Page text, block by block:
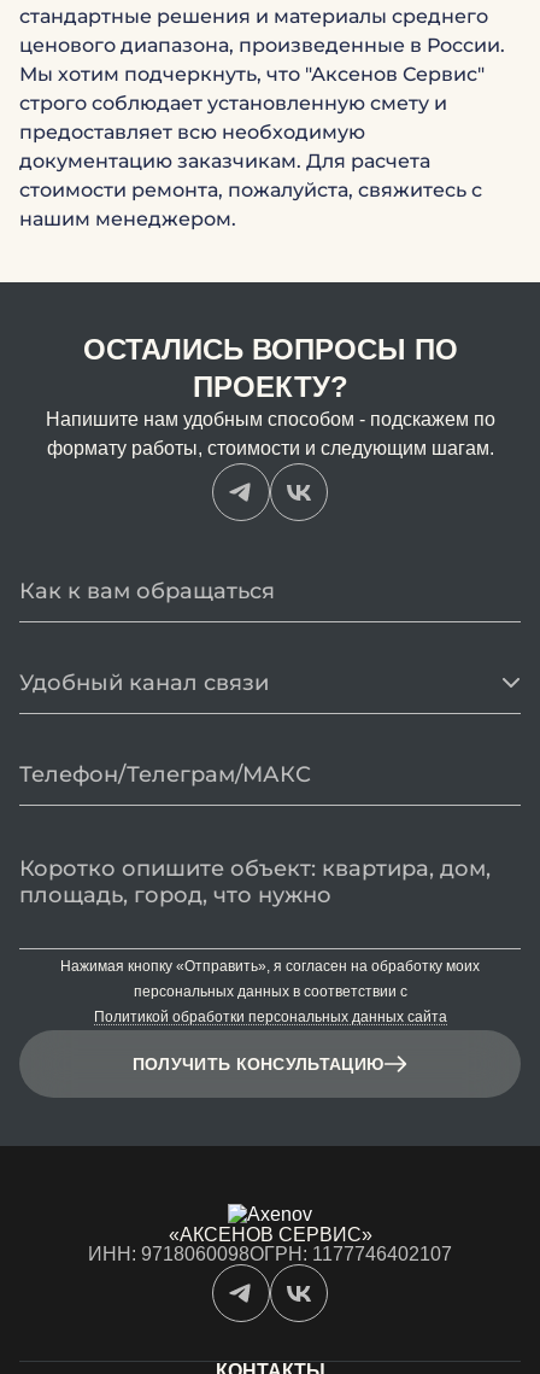
стандартные решения и материалы среднего
ценового диапазона, произведенные в России.
Мы хотим подчеркнуть, что "Аксенов Сервис"
строго соблюдает установленную смету и
предоставляет всю необходимую
документацию заказчикам. Для расчета
стоимости ремонта, пожалуйста, свяжитесь с
нашим менеджером.
ОСТАЛИСЬ ВОПРОСЫ ПО
ПРОЕКТУ?
Напишите нам удобным способом - подскажем по
формату работы, стоимости и следующим шагам.
Удобный канал связи
ПОЛУЧИТЬ КОНСУЛЬТАЦИЮ
Нажимая кнопку «Отправить», я согласен на обработку моих
персональных данных в соответствии с
Политикой обработки персональных данных сайта
«АКСЕНОВ СЕРВИС»
ИНН: 9718060098ОГРН: 1177746402107